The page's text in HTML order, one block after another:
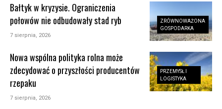
ZRÓWNOWAŻONA
GOSPODARKA
Bałtyk w kryzysie. Ograniczenia
połowów nie odbudowały stad ryb
7 sierpnia, 2026
PRZEMYSŁ I
LOGISTYKA
Nowa wspólna polityka rolna może
zdecydować o przyszłości producentów
rzepaku
7 sierpnia, 2026